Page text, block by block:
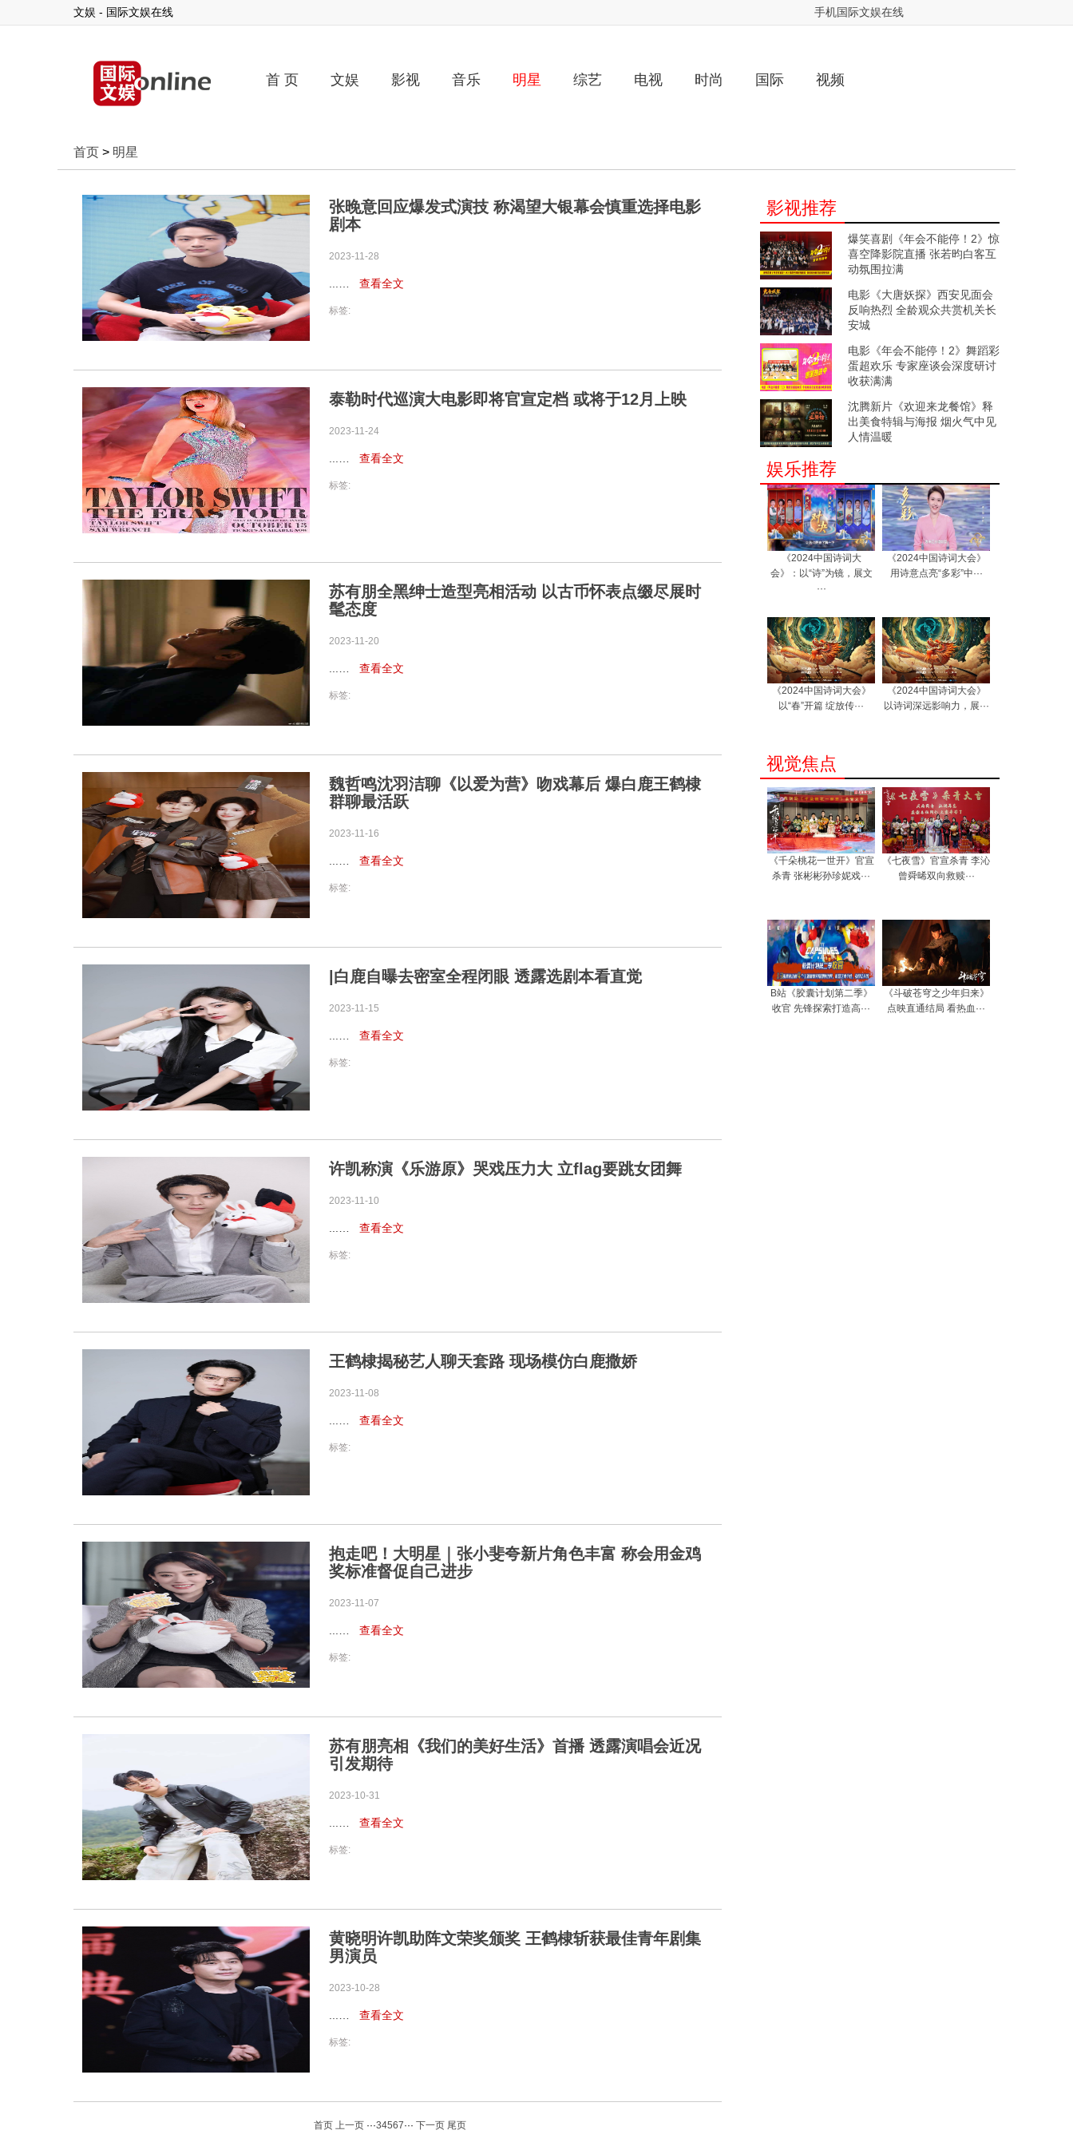
文娱 - 国际文娱在线 手机国际文娱在线
首 页 文娱 影视 音乐 明星 综艺 电视 时尚 国际 视频
首页 > 明星
张晚意回应爆发式演技 称渴望大银幕会慎重选择电影
剧本
2023-11-28
查看全文
标签:
泰勒时代巡演大电影即将官宣定档 或将于12月上映
2023-11-24
查看全文
标签:
苏有朋全黑绅士造型亮相活动 以古币怀表点缀尽展时
髦态度
2023-11-20
查看全文
标签:
魏哲鸣沈羽洁聊《以爱为营》吻戏幕后 爆白鹿王鹤棣
群聊最活跃
2023-11-16
查看全文
标签:
|白鹿自曝去密室全程闭眼 透露选剧本看直觉
2023-11-15
查看全文
标签:
许凯称演《乐游原》哭戏压力大 立flag要跳女团舞
2023-11-10
查看全文
标签:
王鹤棣揭秘艺人聊天套路 现场模仿白鹿撒娇
2023-11-08
查看全文
标签:
抱走吧！大明星｜张小斐夸新片角色丰富 称会用金鸡
奖标准督促自己进步
2023-11-07
查看全文
标签:
苏有朋亮相《我们的美好生活》首播 透露演唱会近况
引发期待
2023-10-31
查看全文
标签:
黄晓明许凯助阵文荣奖颁奖 王鹤棣斩获最佳青年剧集
男演员
2023-10-28
查看全文
标签:
首页 上一页 ···34567··· 下一页 尾页
影视推荐
爆笑喜剧《年会不能停！2》惊
喜空降影院直播 张若昀白客互
动氛围拉满
电影《大唐妖探》西安见面会
反响热烈 全龄观众共赏机关长
安城
电影《年会不能停！2》舞蹈彩
蛋超欢乐 专家座谈会深度研讨
收获满满
沈腾新片《欢迎来龙餐馆》释
出美食特辑与海报 烟火气中见
人情温暖
娱乐推荐
《2024中国诗词大
会》：以“诗”为镜，展文
···
《2024中国诗词大会》
用诗意点亮“多彩”中···
《2024中国诗词大会》
以“春”开篇 绽放传···
《2024中国诗词大会》
以诗词深远影响力，展···
视觉焦点
《千朵桃花一世开》官宣
杀青 张彬彬孙珍妮戏···
《七夜雪》官宣杀青 李沁
曾舜晞双向救赎···
B站《胶囊计划第二季》
收官 先锋探索打造高···
《斗破苍穹之少年归来》
点映直通结局 看热血···